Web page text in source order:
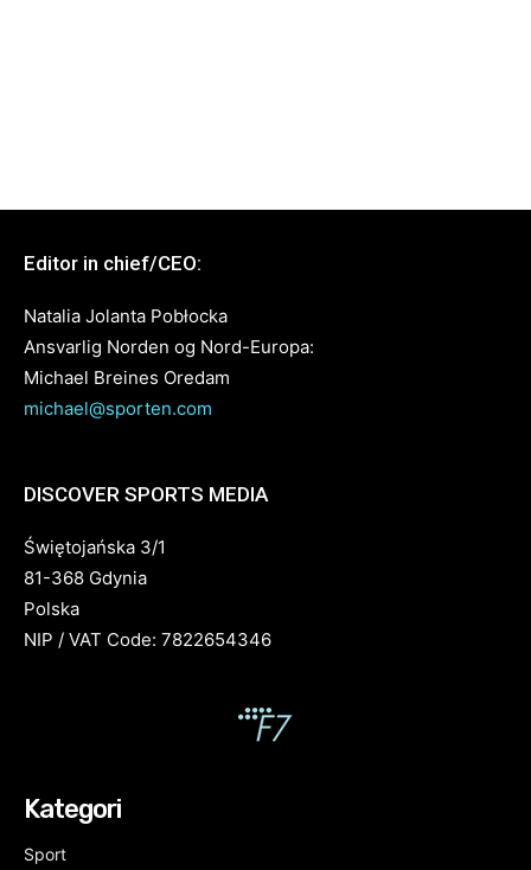
Editor in chief/CEO:
Natalia Jolanta Pobłocka
Ansvarlig Norden og Nord-Europa:
Michael Breines Oredam
michael@sporten.com
DISCOVER SPORTS MEDIA
Świętojańska 3/1
81-368 Gdynia
Polska
NIP / VAT Code: 7822654346
Kategori
Sport